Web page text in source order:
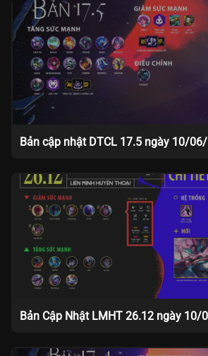
Bản cập nhật DTCL 17.5 ngày 10/
Bản Cập Nhật LMHT 26.12 ngày 10/